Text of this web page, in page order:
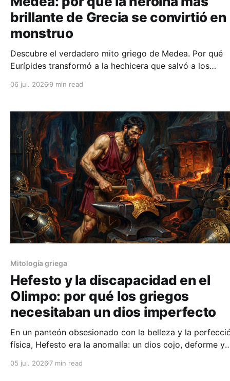
brillante de Grecia se convirtió en
monstruo
Descubre el verdadero mito griego de Medea. Por qué
Eurípides transformó a la hechicera que salvó a los
06 jul. 2026 9 min read
Mitología griega
Hefesto y la discapacidad en el
Olimpo: por qué los griegos
necesitaban un dios imperfecto
En un panteón obsesionado con la belleza y la
física, Hefesto era la anomalía: un dios cojo, deforme y
la de la redención a través del trabajo.
05 jul. 2026 7 min read